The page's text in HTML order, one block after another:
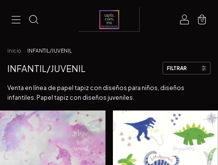
0
Inicio INFANTIL/JUVENIL
INFANTIL/JUVENIL FILTRAR
Venta en línea de papel tapiz con diseños para niños, diseños
infantiles. Papel tapiz con diseños juveniles.